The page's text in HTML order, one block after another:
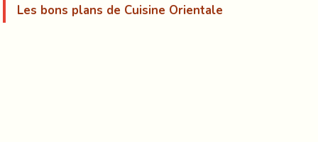
Les bons plans de Cuisine Orientale